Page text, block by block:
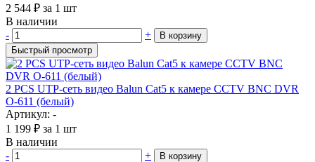
2 544 ₽ за 1 шт
В наличии
-
+
В корзину
Быстрый просмотр
2 PCS UTP-сеть видео Balun Cat5 к камере CCTV BNC DVR
O-611 (белый)
Артикул: -
1 199 ₽ за 1 шт
В наличии
-
+
В корзину